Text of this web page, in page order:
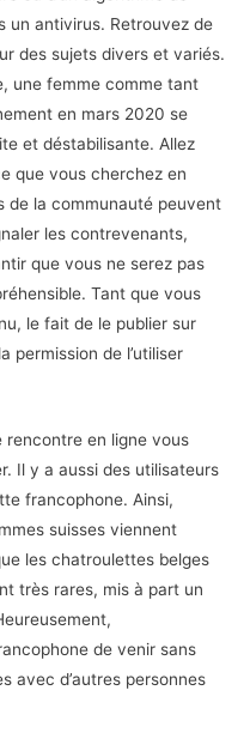
un antivirus. Retrouvez de
des sujets divers et variés.
une femme comme tant
en mars 2020 se
et déstabilisante. Allez
que vous cherchez en
la communauté peuvent
les contrevenants,
que vous ne serez pas
Tant que vous
le fait de le publier sur
permission de l’utiliser
rencontre en ligne vous
Il y a aussi des utilisateurs
francophone. Ainsi,
suisses viennent
les chatroulettes belges
très rares, mis à part un
de venir sans
avec d’autres personnes